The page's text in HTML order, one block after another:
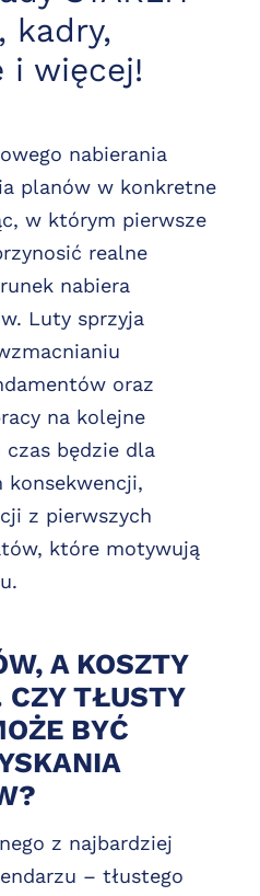
kadry,
i więcej!
nabierania
planów w konkretne
w którym pierwsze
realne
nabiera
Luty sprzyja
oraz
na kolejne
czas będzie dla
konsekwencji,
z pierwszych
które motywują
A KOSZTY
CZY TŁUSTY
BYĆ
z najbardziej
– tłustego